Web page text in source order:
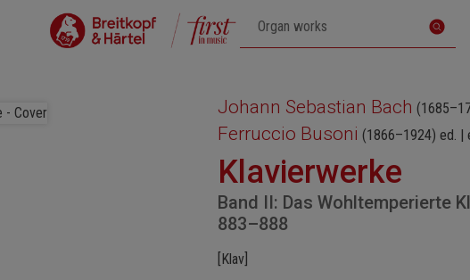
Johann Sebastian Bach
Ferruccio Busoni (1866–1924) ed. |
Klavierwerke
Band II: Das Wohltemperierte
883–888
[Klav]